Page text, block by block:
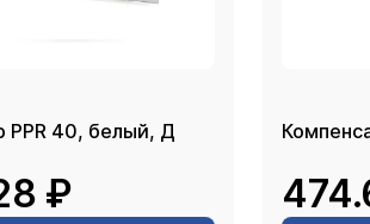
Компенсатор PPR 40, белый, Д
₽